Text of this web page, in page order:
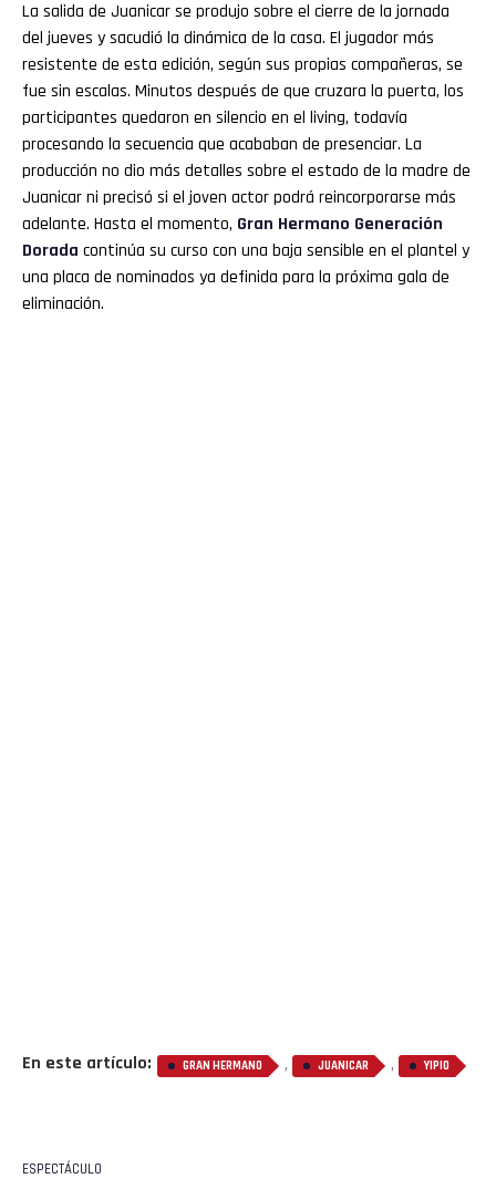
La salida de Juanicar se produjo sobre el cierre de la jornada
del jueves y sacudió la dinámica de la casa. El jugador más
resistente de esta edición, según sus propias compañeras, se
fue sin escalas. Minutos después de que cruzara la puerta, los
participantes quedaron en silencio en el living, todavía
procesando la secuencia que acababan de presenciar. La
producción no dio más detalles sobre el estado de la madre de
Juanicar ni precisó si el joven actor podrá reincorporarse más
adelante. Hasta el momento, Gran Hermano Generación
Dorada continúa su curso con una baja sensible en el plantel y
una placa de nominados ya definida para la próxima gala de
eliminación.
En este artículo: GRAN HERMANO , JUANICAR , YIPIO
ESPECTÁCULO